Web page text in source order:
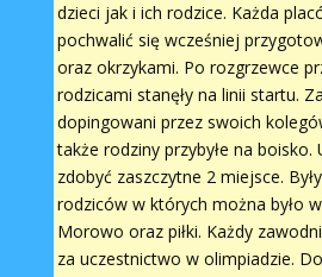
dzieci jak i ich rodzice. Każda
pochwalić się wcześniej
oraz okrzykami. Po rozgrzewce
rodzicami stanęły na linii startu.
dopingowani przez swoich
także rodziny przybyłe na boisko.
zdobyć zaszczytne 2 miejsce.
rodziców w których można było
Morowo oraz piłki. Każdy
za uczestnictwo w olimpiadzie.